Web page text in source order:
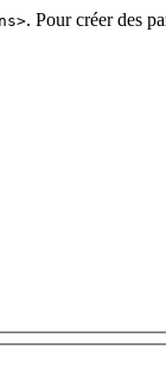
. Pour créer des